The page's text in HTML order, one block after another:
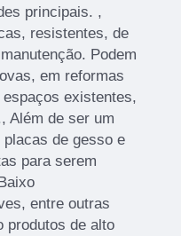
principais. ,
resistentes, de
Podem
em reformas
existentes,
Além de ser um
de gesso e
para serem
entre outras
produtos de alto